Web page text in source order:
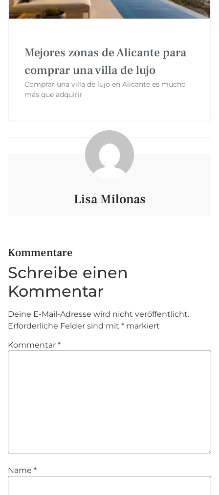
Mejores zonas de Alicante para
comprar una villa de lujo
Comprar una villa de lujo en Alicante es mucho
más que adquirir
Lisa Milonas
Kommentare
Schreibe einen
Kommentar
Deine E-Mail-Adresse wird nicht veröffentlicht.
Erforderliche Felder sind mit * markiert
Kommentar *
Name *